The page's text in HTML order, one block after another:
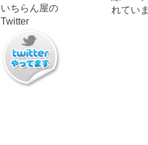
れてい
いちらん屋の
Twitter